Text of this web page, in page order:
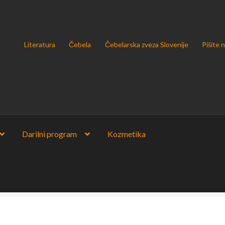
Literatura Čebela Čebelarska zveza Slovenije Pišite
Darilni program Kozmetika